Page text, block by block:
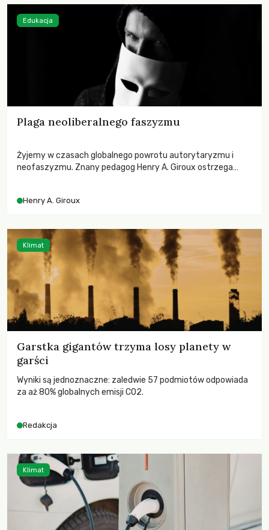
Plaga neoliberalnego faszyzmu
Żyjemy w czasach globalnego powrotu autorytaryzmu i
neofaszyzmu. Znany pedagog Henry A. Giroux ostrzega
wychowają świadomych obywateli?
Henry A. Giroux
Edukacja
Garstka gigantów trzyma losy planety w
garści
Wyniki są jednoznaczne: zaledwie 57 podmiotów odpowiada
za aż 80% globalnych emisji CO2.
Redakcja
Klimat
Klimat